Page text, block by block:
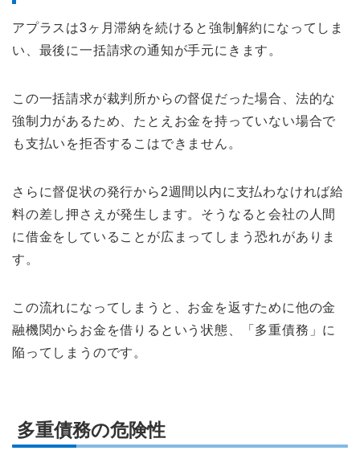
アプラスは3ヶ月滞納を続けると強制解約になってしま
い、最後に一括請求の通知が手元にきます。
この一括請求が裁判所からの督促だった場合、法的な
強制力があるため、たとえお金を持っていない場合で
も支払いを拒否するこはできません。
さらに督促状の発行から2週間以内に支払わなければ給
料の差し押さえが発生します。そうなると会社の人間
に借金をしていることが広まってしまう恐れがありま
す。
この流れになってしまうと、お金を返すために他の金
融機関からお金を借りるという状態、「多重債務」に
陥ってしまうのです。
多重債務の危険性